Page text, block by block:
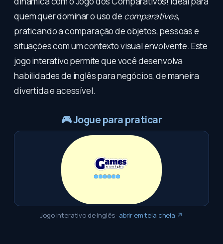
quem quer dominar o uso de comparatives,
praticando a comparação de objetos, pessoas e
situações com um contexto visual envolvente. Este
jogo interativo permite que você desenvolva
habilidades de inglês para negócios, de maneira
divertida e acessível.
🎮Jogue para praticar
Jogo interativo de inglês· abrir em tela cheia ↗